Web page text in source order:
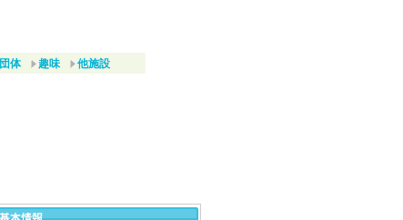
団体 趣味 他施設